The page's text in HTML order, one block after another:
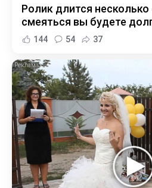
Ролик длится несколько
смеяться вы будете
144 54 37